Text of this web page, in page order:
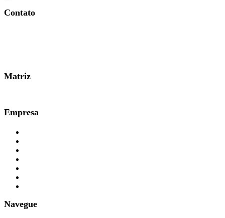
Contato
Matriz
Empresa
Navegue